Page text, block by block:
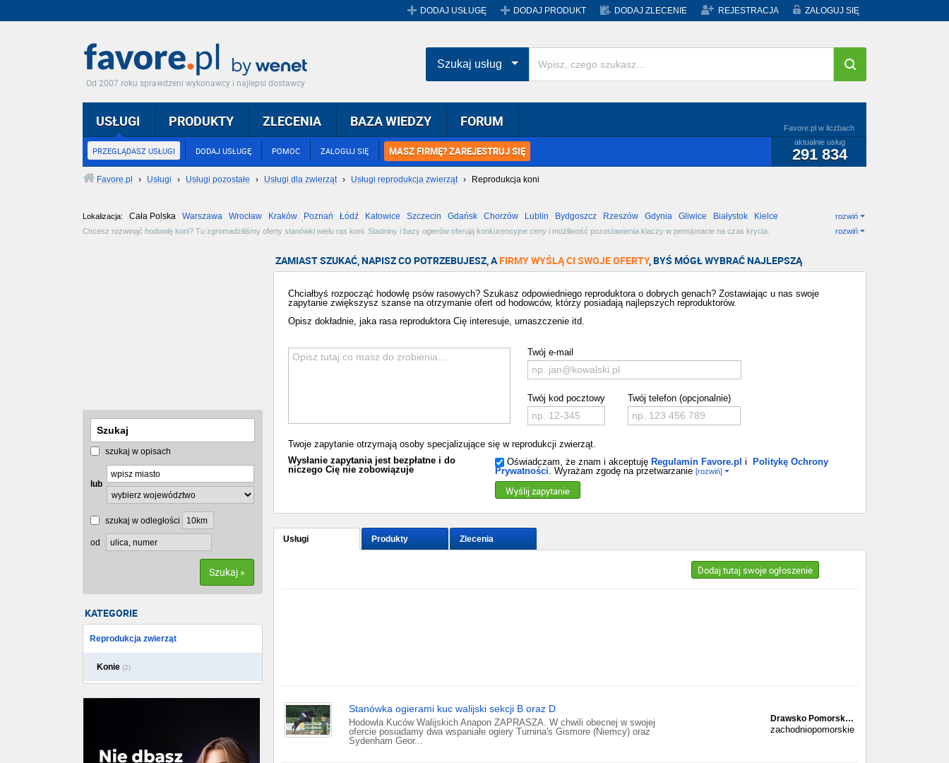
DODAJ USŁUGĘ DODAJ PRODUKT DODAJ ZLECENIE REJESTRACJA ZALOGUJ SIĘ
Od 2007 roku sprawdzeni wykonawcy i najlepsi dostawcy
USŁUGI
PRZEGLĄDASZ USŁUGI DODAJ USŁUGĘ POMOC ZALOGUJ SIĘ MASZ FIRMĘ? ZAREJESTRUJ SIĘ
Favore.pl w liczbach
aktualnie usług
291 834
PRODUKTY ZLECENIA BAZA WIEDZY FORUM
Szukaj usług
Favore.pl › Usługi › Usługi pozostałe › Usługi dla zwierząt › Usługi reprodukcja zwierząt › Reprodukcja koni
Lokalizacja: Cała Polska Warszawa Wrocław Kraków Poznań Łódź Katowice Szczecin Gdańsk Chorzów Lublin Bydgoszcz Rzeszów Gdynia Gliwice Białystok
Kielce
rozwiń
Chcesz rozwinąć hodowlę koni? Tu zgromadziliśmy oferty stanówki wielu ras koni. Stadniny i bazy ogierów oferują konkurencyjne ceny i możliwość pozostawienia klaczy w pensjonacie na czas krycia.
rozwiń
szukaj w opisach
lub
szukaj w odległości
od
Szukaj »
KATEGORIE
Reprodukcja zwierząt
Konie (2)
ZAMIAST SZUKAĆ, NAPISZ CO POTRZEBUJESZ, AFIRMY WYŚLĄ CI SWOJE OFERTY, BYŚ MÓGŁ WYBRAĆ NAJLEPSZĄ
Chciałbyś rozpocząć hodowlę psów rasowych? Szukasz odpowiedniego reproduktora o dobrych genach? Zostawiając u nas swoje
zapytanie zwiększysz szanse na otrzymanie ofert od hodowców, którzy posiadają najlepszych reproduktorów.
Opisz dokładnie, jaka rasa reproduktora Cię interesuje, umaszczenie itd.
Twój e-mail
Twój kod pocztowy Twój telefon (opcjonalnie)
Twoje zapytanie otrzymają osoby specjalizujące się w reprodukcji zwierząt.
Wysłanie zapytania jest bezpłatne i do
niczego Cię nie zobowiązuje
Oświadczam, że znam i akceptuję Regulamin Favore.pl i
Politykę Ochrony
Prywatności. Wyrażam zgodę na przetwarzanie [rozwiń]
Wyślij zapytanie
Usługi Produkty Zlecenia
Dodaj tutaj swoje ogłoszenie
Stanówka ogierami kuc walijski sekcji B oraz D
Hodowla Kuców Walijskich Anapon ZAPRASZA. W chwili obecnej w swojej
ofercie posiadamy dwa wspaniałe ogiery Turnina's Gismore (Niemcy) oraz
Sydenham Geor...
Drawsko Pomorsk…
zachodniopomorskie